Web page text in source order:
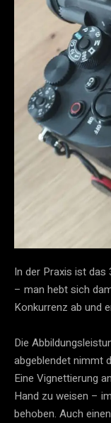
In der Praxis ist das
– man hebt sich
Konkurrenz ab und
Die
abgeblendet nimmt
Eine Vignettierung
Hand zu weisen –
behoben. Auch